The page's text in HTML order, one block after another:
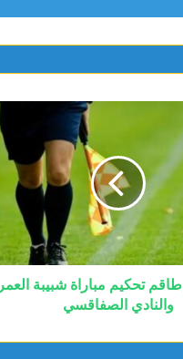
تحكيم مباراة شبيبة
والنادي الصفاقسي